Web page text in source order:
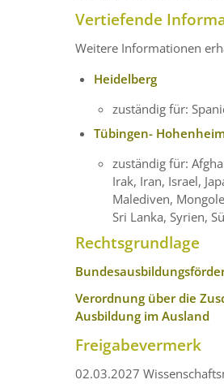
Vertiefende
Weitere Informationen
Heidelberg
zuständig für:
Tübingen-
zuständig für:
Irak, Iran, Israel,
Malediven,
Sri Lanka, Syrien,
Rechtsgrundlage
Verordnung über die
Ausbildung im Ausland
Freigabevermerk
02.03.2027